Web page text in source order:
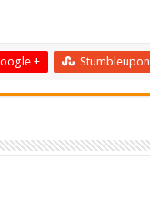
+ Stumbleupon